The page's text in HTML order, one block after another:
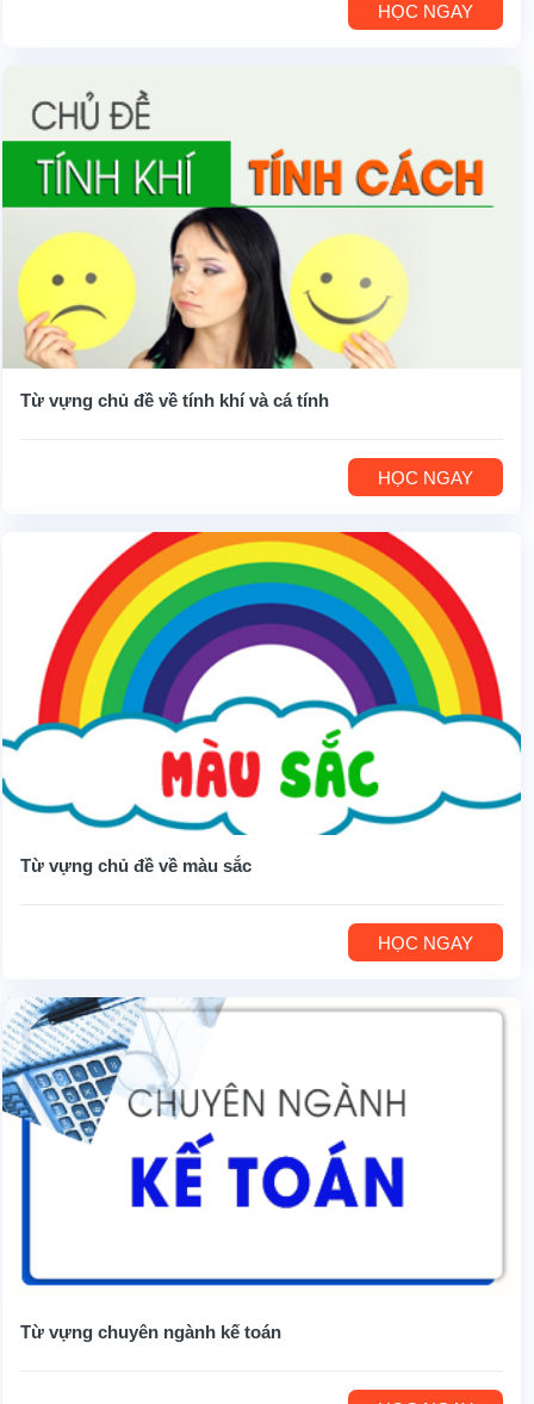
HỌC NGAY
Từ vựng chủ đề về tính khí và cá tính
HỌC NGAY
Từ vựng chủ đề về màu sắc
HỌC NGAY
Từ vựng chuyên ngành kế toán